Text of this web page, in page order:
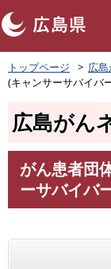
ペ
ー
ジ
トップページ 広
(キャンサーサバイバ
広島がん
がん患者団
ーサバイバ